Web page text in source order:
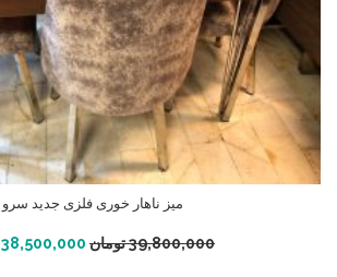
میز ناهار خوری فلزی جدید سرو
39,800,000تومان 38,500,000
افزودن به سبد خرید